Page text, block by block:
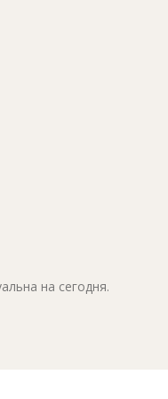
на сегодня.